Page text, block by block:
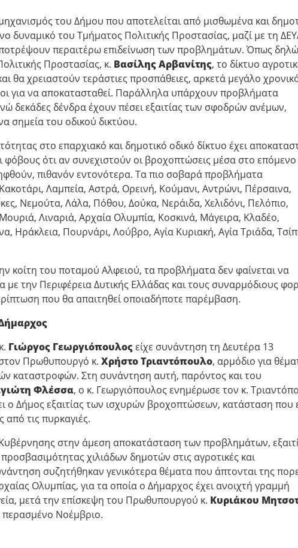
του Δήμου που αποτελείται από μισθωμένα και
του Τμήματος Πολιτικής Προστασίας, μαζί με τη
περαιτέρω επιδείνωση των προβλημάτων. Όπως
Προστασίας, κ. Βασίλης Αρβανίτης, το δίκτυο
θα χρειαστούν τεράστιες προσπάθειες, αρκετά μεγάλο
για να αποκατασταθεί. Παράλληλα υπάρχουν προβλήματα
δεκάδες δένδρα έχουν πέσει εξαιτίας των σφοδρών ανέμων,
σημεία του οδικού δικτύου.
στο επαρχιακό και δημοτικό οδικό δίκτυο έχει
ότι αν συνεχιστούν οι βροχοπτώσεις μέσα στο επόμενο
πιθανόν εντονότερα. Τα πιο σοβαρά προβλήματα
Λαμπεία, Αστρά, Ορεινή, Κούμανι, Αντρώνι, Πέρσαινα,
Νεμούτα, Λάλα, Πόθου, Δούκα, Νεράιδα, Χελιδόνι, Πελόπιο,
Λιναριά, Αρχαία Ολυμπία, Κοσκινά, Μάγειρα, Κλαδέο,
Ηράκλεια, Πουρνάρι, Λούβρο, Αγία Κυριακή, Αγία Τριάδα,
του ποταμού Αλφειού, τα προβλήματα δεν φαίνεται να
την Περιφέρεια Δυτικής Ελλάδας και τους συναρμόδιους
που θα απαιτηθεί οποιαδήποτε παρέμβαση.
Γιώργος Γεωργιόπουλοςείχε συνάντηση τη Δευτέρα 13
Πρωθυπουργό κ. Χρήστο Τριαντόπουλο, αρμόδιο για
καταστροφών. Στη συνάντηση αυτή, παρόντος και του
Φλέσσα, ο κ. Γεωργιόπουλος ενημέρωσε τον κ.
ο Δήμος εξαιτίας των ισχυρών βροχοπτώσεων, κατάσταση που
τις πυρκαγιές.
στην άμεση αποκατάσταση των προβλημάτων,
χιλιάδων δημοτών στις αγροτικές και
συζητήθηκαν γενικότερα θέματα που άπτονται της
Ολυμπίας, για τα οποία ο Δήμαρχος έχει ανοιχτή γραμμή
μετά την επίσκεψη του Πρωθυπουργού κ. Κυριάκου
περασμένο Νοέμβριο.